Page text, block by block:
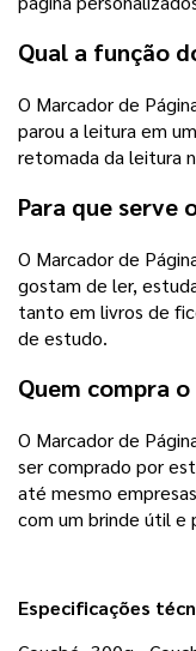
Qual a função
O Marcador de
parou a leitura em
retomada da leitura
Para que serve
O Marcador de
gostam de ler,
tanto em livros de
de estudo.
Quem compra
O Marcador de
ser comprado por
até mesmo
com um brinde útil e
Especificações